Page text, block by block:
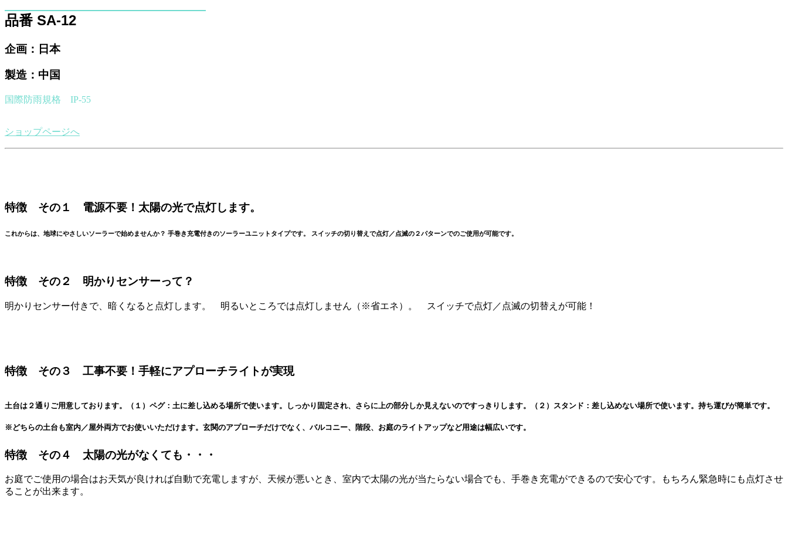
品番 SA-12
企画：日本
製造：中国
国際防雨規格 IP-55
ショップページへ
特徴 その１ 電源不要！太陽の光で点灯します。
これからは、地球にやさしいソーラーで始めませんか？ 手巻き充電付きのソーラーユニットタイプです。 スイッチの切り替えで点灯／点滅の２パターンでのご使用が可能です。
特徴 その２ 明かりセンサーって？
明かりセンサー付きで、暗くなると点灯します。 明るいところでは点灯しません（※省エネ）。 スイッチで点灯／点滅の切替えが可能！
特徴 その３ 工事不要！手軽にアプローチライトが実現
土台は２通りご用意しております。（１）ペグ：土に差し込める場所で使います。しっかり固定され、さらに上の部分しか見えないのですっきりします。（２）スタンド：差し込めない場所で使います。持ち運びが簡単です。
※どちらの土台も室内／屋外両方でお使いいただけます。玄関のアプローチだけでなく、バルコニー、階段、お庭のライトアップなど用途は幅広いです。
特徴 その４ 太陽の光がなくても・・・
お庭でご使用の場合はお天気が良ければ自動で充電しますが、天候が悪いとき、室内で太陽の光が当たらない場合でも、手巻き充電ができるので安心です。もちろん緊急時にも点灯させ
ることが出来ます。